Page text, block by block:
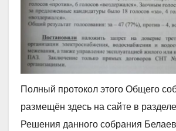
Полный протокол этого Общего
размещён здесь на сайте в
Решения данного собрания